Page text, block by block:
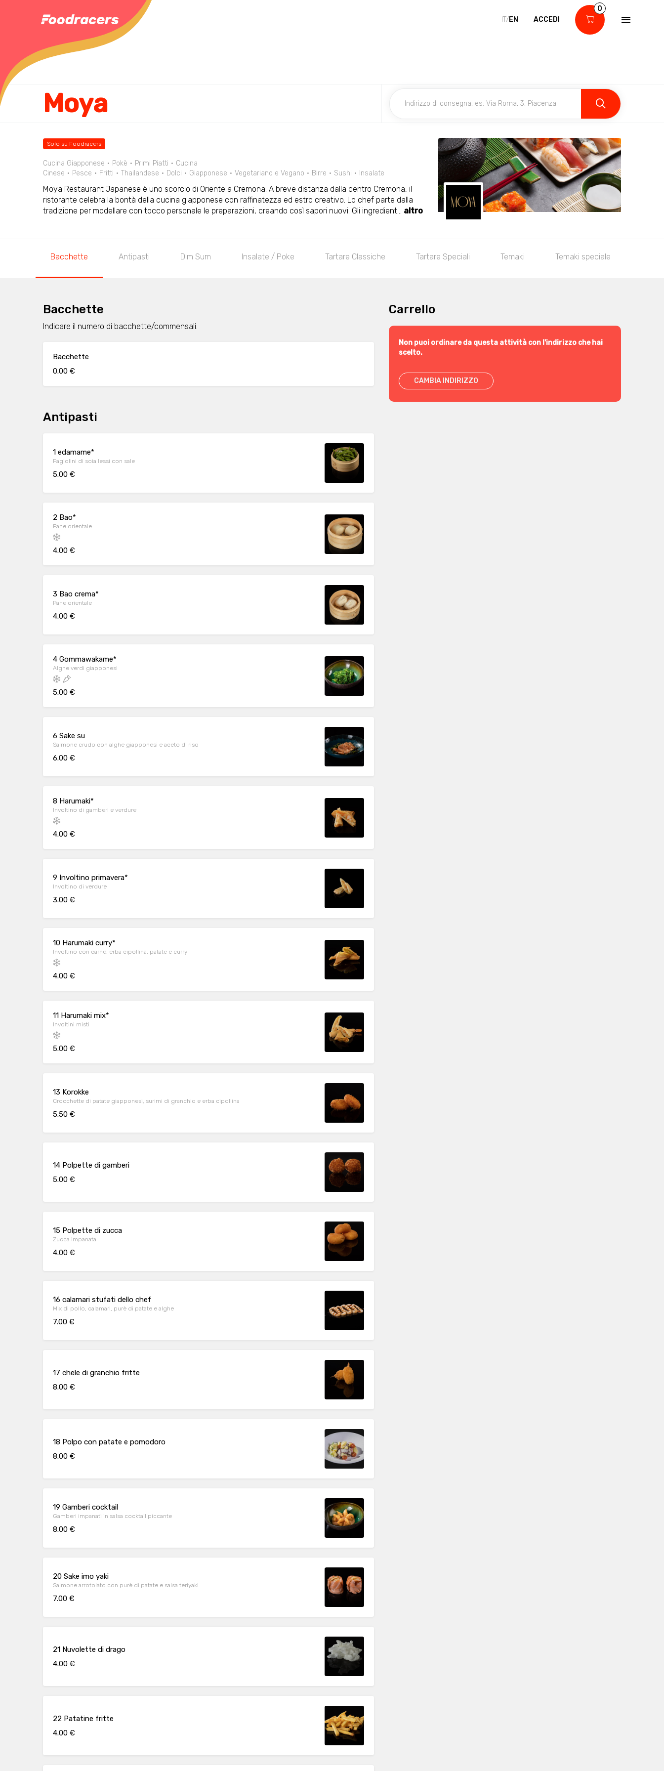
IT/EN ACCEDI
0
Moya
Solo su Foodracers
Cucina Giapponese Pokè Primi Piatti
Cucina
Cinese
Pesce Fritti Thailandese Dolci Giapponese Vegetariano e Vegano Birre Sushi Insalate
Moya Restaurant Japanese è uno scorcio di Oriente a Cremona. A breve distanza dalla centro Cremona, il
ristorante celebra la bontà della cucina giapponese con raffinatezza ed estro creativo. Lo chef parte dalla
tradizione per modellare con tocco personale le preparazioni, creando così sapori nuovi. Gli ingredient... altro
Bacchette Antipasti Dim Sum Insalate / Poke Tartare Classiche Tartare Speciali Temaki Temaki speciale
Bacchette
Indicare il numero di bacchette/commensali.
Bacchette
0.00 €
Antipasti
1 edamame*
Fagiolini di soia lessi con sale
5.00 €
2 Bao*
Pane orientale
4.00 €
3 Bao crema*
Pane orientale
4.00 €
4 Gommawakame*
Alghe verdi giapponesi
5.00 €
6 Sake su
Salmone crudo con alghe giapponesi e aceto di riso
6.00 €
8 Harumaki*
Involtino di gamberi e verdure
4.00 €
9 Involtino primavera*
Involtino di verdure
3.00 €
10 Harumaki curry*
Involtino con carne, erba cipollina, patate e curry
4.00 €
11 Harumaki mix*
Involtini misti
5.00 €
13 Korokke
Crocchette di patate giapponesi, surimi di granchio e erba cipollina
5.50 €
14 Polpette di gamberi
5.00 €
15 Polpette di zucca
Zucca impanata
4.00 €
16 calamari stufati dello chef
Mix di pollo, calamari, purè di patate e alghe
7.00 €
17 chele di granchio fritte
8.00 €
18 Polpo con patate e pomodoro
8.00 €
19 Gamberi cocktail
Gamberi impanati in salsa cocktail piccante
8.00 €
20 Sake imo yaki
Salmone arrotolato con purè di patate e salsa teriyaki
7.00 €
21 Nuvolette di drago
4.00 €
22 Patatine fritte
4.00 €
Carrello
Non puoi ordinare da questa attività con l'indirizzo che hai
scelto.
CAMBIA INDIRIZZO